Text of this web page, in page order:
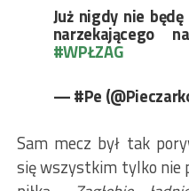
Już nigdy nie
narzekającego
#WPŁZAG
— #Pe
Sam mecz był tak
się wszystkim tylko nie